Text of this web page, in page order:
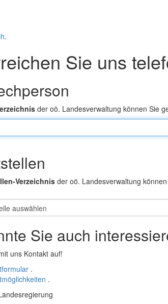
.
Sie uns
der oö. Landesverwaltung können Sie
Verzeichnisder oö. Landesverwaltung
Sie auch
uns Kontakt auf!
.
.